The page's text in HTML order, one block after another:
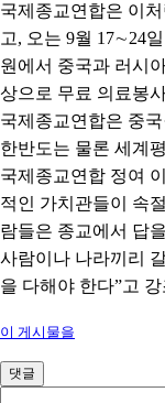
국제종교연합은 이
고, 오는 9월 17∼24
원에서 중국과 러시
상으로 무료 의료봉
국제종교연합은 중국
한반도는 물론 세계
국제종교연합 정여
적인 가치관들이 속
람들은 종교에서 답
사람이나 나라끼리
을 다해야 한다”고
이 게시물을
댓글